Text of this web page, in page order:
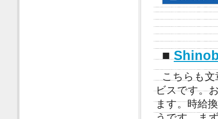
■
こちらも
ビスです。
ます。時給